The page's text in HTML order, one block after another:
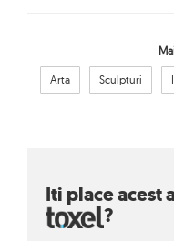
Arta Sculpturi
Iti place acest
?